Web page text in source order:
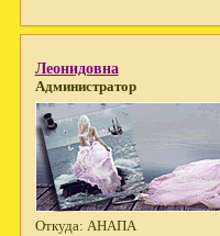
Леонидовна
Администратор
Откуда: АНАПА